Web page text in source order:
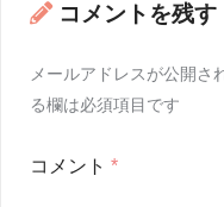
コメントを残す
メールアドレスが公開さ
る欄は必須項目です
コメント *